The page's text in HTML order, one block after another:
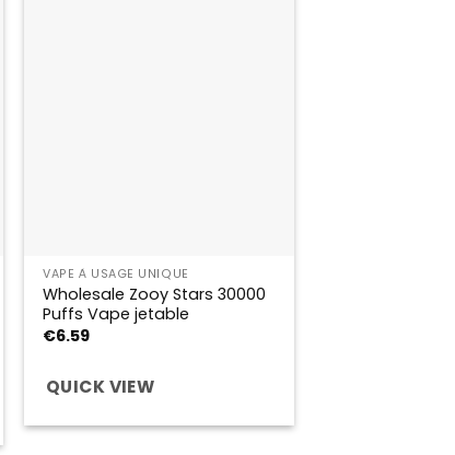
VAPE À USAGE UNIQUE
Wholesale Zooy Stars 30000
Puffs Vape jetable
€6.59
QUICK VIEW